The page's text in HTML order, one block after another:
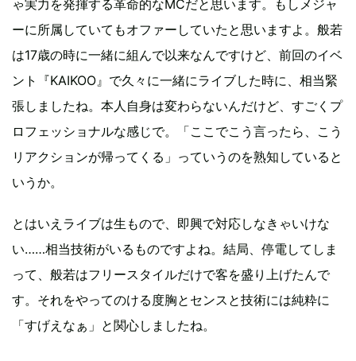
ゃ実力を発揮する革命的なMCだと思います。もしメジャ
ーに所属していてもオファーしていたと思いますよ。般若
は17歳の時に一緒に組んで以来なんですけど、前回のイベ
ント『KAIKOO』で久々に一緒にライブした時に、相当緊
張しましたね。本人自身は変わらないんだけど、すごくプ
ロフェッショナルな感じで。「ここでこう言ったら、こう
リアクションが帰ってくる」っていうのを熟知していると
いうか。
とはいえライブは生もので、即興で対応しなきゃいけな
い……相当技術がいるものですよね。結局、停電してしま
って、般若はフリースタイルだけで客を盛り上げたんで
す。それをやってのける度胸とセンスと技術には純粋に
「すげえなぁ」と関心しましたね。